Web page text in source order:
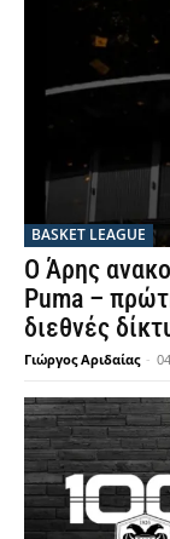
BASKET LEAGUE
Ο Άρης
Puma –
διεθνές
Γιώργος Αριδαίας -